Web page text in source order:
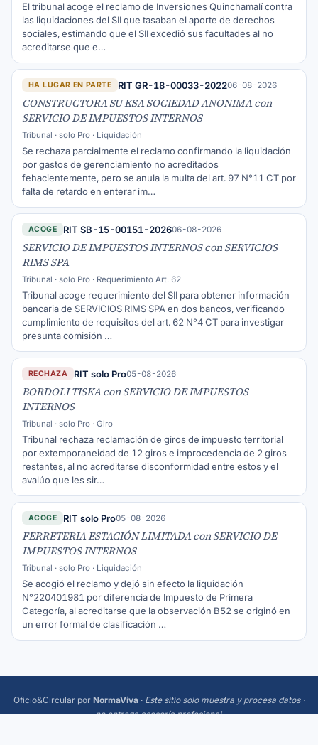
El tribunal acoge el reclamo de Inversiones Quinchamalí contra
las liquidaciones del SII que tasaban el aporte de derechos
sociales, estimando que el SII excedió sus facultades al no
acreditarse que e…
HA LUGAR EN PARTE RIT GR-18-00033-202206-08-2026
CONSTRUCTORA SU KSA SOCIEDAD ANONIMA con
SERVICIO DE IMPUESTOS INTERNOS
Tribunal · solo Pro · Liquidación
Se rechaza parcialmente el reclamo confirmando la liquidación
por gastos de gerenciamiento no acreditados
fehacientemente, pero se anula la multa del art. 97 N°11 CT por
falta de retardo en enterar im…
ACOGE RIT SB-15-00151-202606-08-2026
SERVICIO DE IMPUESTOS INTERNOS con SERVICIOS
RIMS SPA
Tribunal · solo Pro · Requerimiento Art. 62
Tribunal acoge requerimiento del SII para obtener información
bancaria de SERVICIOS RIMS SPA en dos bancos, verificando
cumplimiento de requisitos del art. 62 N°4 CT para investigar
presunta comisión …
RECHAZA RIT solo Pro05-08-2026
BORDOLI TISKA con SERVICIO DE IMPUESTOS
INTERNOS
Tribunal · solo Pro · Giro
Tribunal rechaza reclamación de giros de impuesto territorial
por extemporaneidad de 12 giros e improcedencia de 2 giros
restantes, al no acreditarse disconformidad entre estos y el
avalúo que les sir…
ACOGE RIT solo Pro05-08-2026
FERRETERIA ESTACIÓN LIMITADA con SERVICIO DE
IMPUESTOS INTERNOS
Tribunal · solo Pro · Liquidación
Se acogió el reclamo y dejó sin efecto la liquidación
N°220401981 por diferencia de Impuesto de Primera
Categoría, al acreditarse que la observación B52 se originó en
un error formal de clasificación …
Oficio&Circular por NormaViva · Este sitio solo muestra y procesa datos ·
no entrega asesoría profesional.